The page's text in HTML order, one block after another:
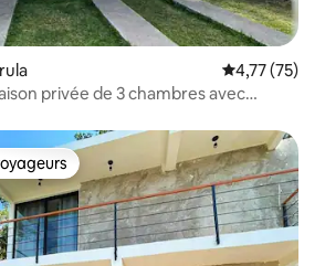
Évaluation
4,77 (75)
privée de 3 chambres avec
les plus appréciés